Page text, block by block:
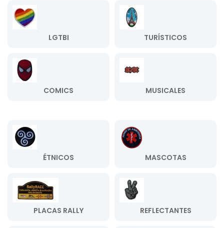
LGTBI TURÍSTICOS
COMICS MUSICALES
ÉTNICOS MASCOTAS
PLACAS RALLY REFLECTANTES